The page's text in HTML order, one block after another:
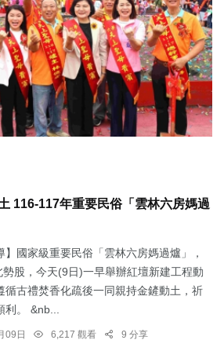
116-117年重要民俗「雲林六房媽過
】國家級重要民俗「雲林六房媽過爐」，
股，今天(9日)一早舉辦紅壇新建工程動
循古禮焚香化疏後一同親持金鏟動土，祈
。 &nb...
09日 6,217 觀看 9 分享